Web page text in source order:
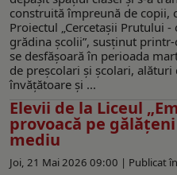
construită împreună de copii,
Proiectul „Cercetașii Prutului
grădina școlii”, susținut
se desfășoară în perioada
de preșcolari și școlari,
învățătoare și ...
Elevii de la Liceul
provoacă pe
mediu
Joi, 21 Mai 2026 09:00 | Publicat în